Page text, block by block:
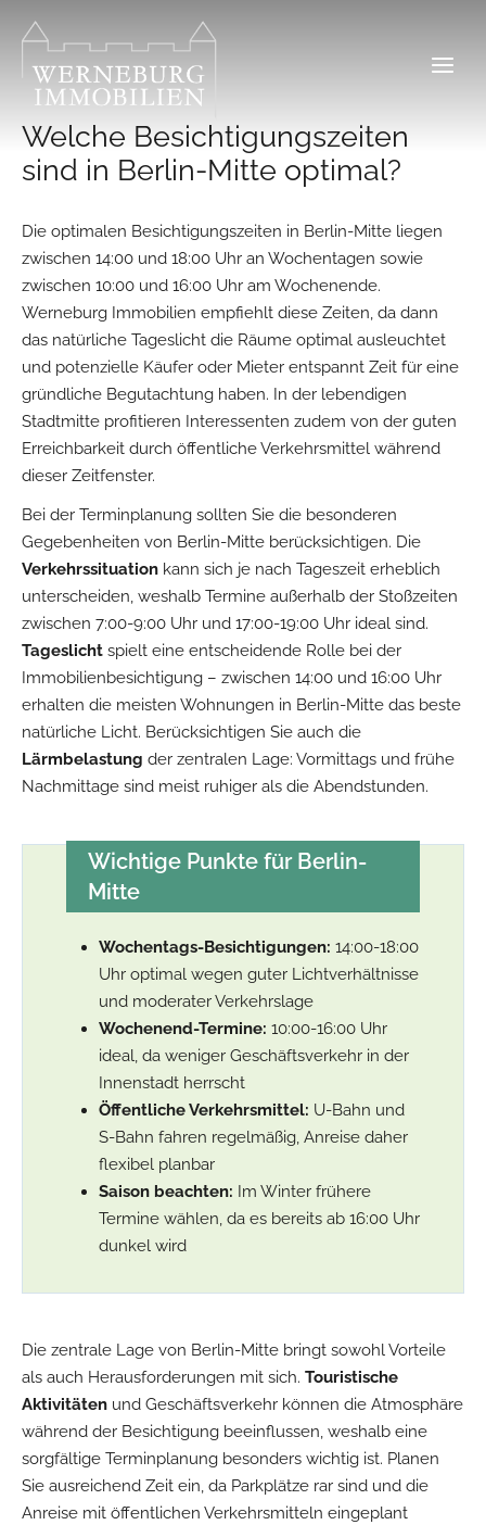
Inhalt
springen
Welche Besichtigungszeiten
sind in Berlin-Mitte optimal?
Die optimalen Besichtigungszeiten in Berlin-Mitte liegen
zwischen 14:00 und 18:00 Uhr an Wochentagen sowie
zwischen 10:00 und 16:00 Uhr am Wochenende.
Werneburg Immobilien empfiehlt diese Zeiten, da dann
das natürliche Tageslicht die Räume optimal ausleuchtet
und potenzielle Käufer oder Mieter entspannt Zeit für eine
gründliche Begutachtung haben. In der lebendigen
Stadtmitte profitieren Interessenten zudem von der guten
Erreichbarkeit durch öffentliche Verkehrsmittel während
dieser Zeitfenster.
Bei der Terminplanung sollten Sie die besonderen
Gegebenheiten von Berlin-Mitte berücksichtigen. Die
Verkehrssituation kann sich je nach Tageszeit erheblich
unterscheiden, weshalb Termine außerhalb der Stoßzeiten
zwischen 7:00-9:00 Uhr und 17:00-19:00 Uhr ideal sind.
Tageslicht spielt eine entscheidende Rolle bei der
Immobilienbesichtigung – zwischen 14:00 und 16:00 Uhr
erhalten die meisten Wohnungen in Berlin-Mitte das beste
natürliche Licht. Berücksichtigen Sie auch die
Lärmbelastung der zentralen Lage: Vormittags und frühe
Nachmittage sind meist ruhiger als die Abendstunden.
Wichtige Punkte für Berlin-
Mitte
Wochentags-Besichtigungen: 14:00-18:00
Uhr optimal wegen guter Lichtverhältnisse
und moderater Verkehrslage
Wochenend-Termine: 10:00-16:00 Uhr
ideal, da weniger Geschäftsverkehr in der
Innenstadt herrscht
Öffentliche Verkehrsmittel: U-Bahn und
S-Bahn fahren regelmäßig, Anreise daher
flexibel planbar
Saison beachten: Im Winter frühere
Termine wählen, da es bereits ab 16:00 Uhr
dunkel wird
Die zentrale Lage von Berlin-Mitte bringt sowohl Vorteile
als auch Herausforderungen mit sich. Touristische
Aktivitäten und Geschäftsverkehr können die Atmosphäre
während der Besichtigung beeinflussen, weshalb eine
sorgfältige Terminplanung besonders wichtig ist. Planen
Sie ausreichend Zeit ein, da Parkplätze rar sind und die
Anreise mit öffentlichen Verkehrsmitteln eingeplant